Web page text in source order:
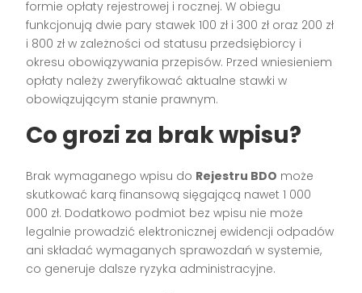
formie opłaty rejestrowej i rocznej. W obiegu
funkcjonują dwie pary stawek 100 zł i 300 zł oraz 200 zł
i 800 zł w zależności od statusu przedsiębiorcy i
okresu obowiązywania przepisów. Przed wniesieniem
opłaty należy zweryfikować aktualne stawki w
obowiązującym stanie prawnym.
Co grozi za brak wpisu?
Brak wymaganego wpisu do Rejestru BDO może
skutkować karą finansową sięgającą nawet 1 000
000 zł. Dodatkowo podmiot bez wpisu nie może
legalnie prowadzić elektronicznej ewidencji odpadów
ani składać wymaganych sprawozdań w systemie,
co generuje dalsze ryzyka administracyjne.